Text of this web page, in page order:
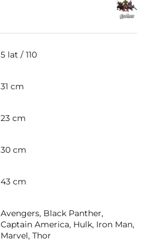
5 lat / 110
31 cm
23 cm
30 cm
43 cm
Avengers, Black Panther,
Captain America, Hulk, Iron Man,
Marvel, Thor